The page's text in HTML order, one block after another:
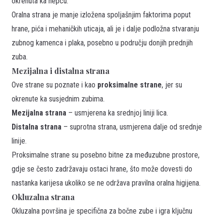
Oralna strana je manje izložena spoljašnjim faktorima poput
hrane, pića i mehaničkih uticaja, ali je i dalje podložna stvaranju
zubnog kamenca i plaka, posebno u području donjih prednjih
zuba.
Mezijalna i distalna strana
Ove strane su poznate i kao proksimalne strane, jer su
okrenute ka susjednim zubima.
Mezijalna strana – usmjerena ka srednjoj liniji lica.
Distalna strana – suprotna strana, usmjerena dalje od srednje
linije.
Proksimalne strane su posebno bitne za međuzubne prostore,
gdje se često zadržavaju ostaci hrane, što može dovesti do
nastanka karijesa ukoliko se ne održava pravilna oralna higijena.
Okluzalna strana
Okluzalna površina je specifična za bočne zube i igra ključnu